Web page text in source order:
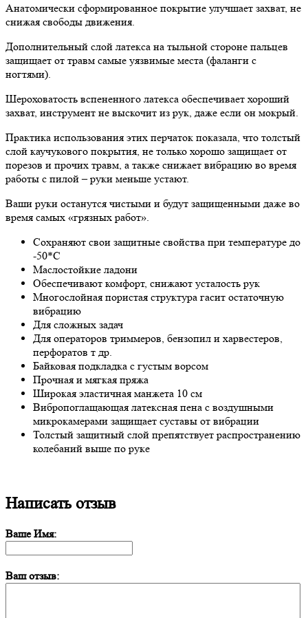
Анатомически сформированное покрытие улучшает захват, не
снижая свободы движения.
Дополнительный слой латекса на тыльной стороне пальцев
защищает от травм самые уязвимые места (фаланги с
ногтями).
Шероховатость вспененного латекса обеспечивает хороший
захват, инструмент не выскочит из рук, даже если он мокрый.
Практика использования этих перчаток показала, что толстый
слой каучукового покрытия, не только хорошо защищает от
порезов и прочих травм, а также снижает вибрацию во время
работы с пилой – руки меньше устают.
Ваши руки останутся чистыми и будут защищенными даже во
время самых «грязных работ».
Сохраняют свои защитные свойства при температуре до
-50*С
Маслостойкие ладони
Обеспечивают комфорт, снижают усталость рук
Многослойная пористая структура гасит остаточную
вибрацию
Для сложных задач
Для операторов триммеров, бензопил и харвестеров,
перфоратов т др.
Байковая подкладка с густым ворсом
Прочная и мягкая пряжа
Широкая эластичная манжета 10 см
Вибропоглащающая латексная пена с воздушными
микрокамерами защищает суставы от вибрации
Толстый защитный слой препятствует распространению
колебаний выше по руке
Написать отзыв
Ваше Имя:
Ваш отзыв: